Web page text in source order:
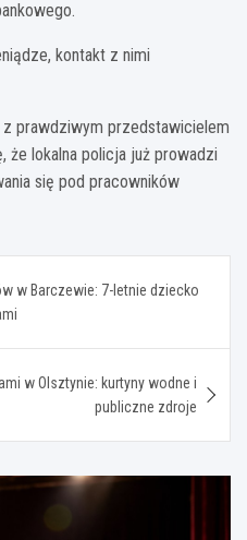
kontakt z nimi
prawdziwym przedstawicielem
że lokalna policja już prowadzi
się pod pracowników
w Barczewie: 7-letnie dziecko
w Olsztynie: kurtyny wodne i
publiczne zdroje